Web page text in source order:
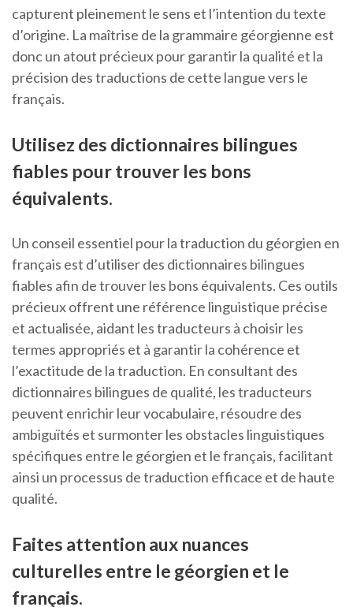
capturent pleinement le sens et l’intention du texte
d’origine. La maîtrise de la grammaire géorgienne est
donc un atout précieux pour garantir la qualité et la
précision des traductions de cette langue vers le
français.
Utilisez des dictionnaires bilingues
fiables pour trouver les bons
équivalents.
Un conseil essentiel pour la traduction du géorgien en
français est d’utiliser des dictionnaires bilingues
fiables afin de trouver les bons équivalents. Ces outils
précieux offrent une référence linguistique précise
et actualisée, aidant les traducteurs à choisir les
termes appropriés et à garantir la cohérence et
l’exactitude de la traduction. En consultant des
dictionnaires bilingues de qualité, les traducteurs
peuvent enrichir leur vocabulaire, résoudre des
ambiguïtés et surmonter les obstacles linguistiques
spécifiques entre le géorgien et le français, facilitant
ainsi un processus de traduction efficace et de haute
qualité.
Faites attention aux nuances
culturelles entre le géorgien et le
français.